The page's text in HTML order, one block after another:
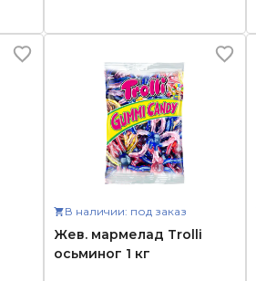
В наличии: под заказ
Жев. мармелад Trolli
осьминог 1 кг